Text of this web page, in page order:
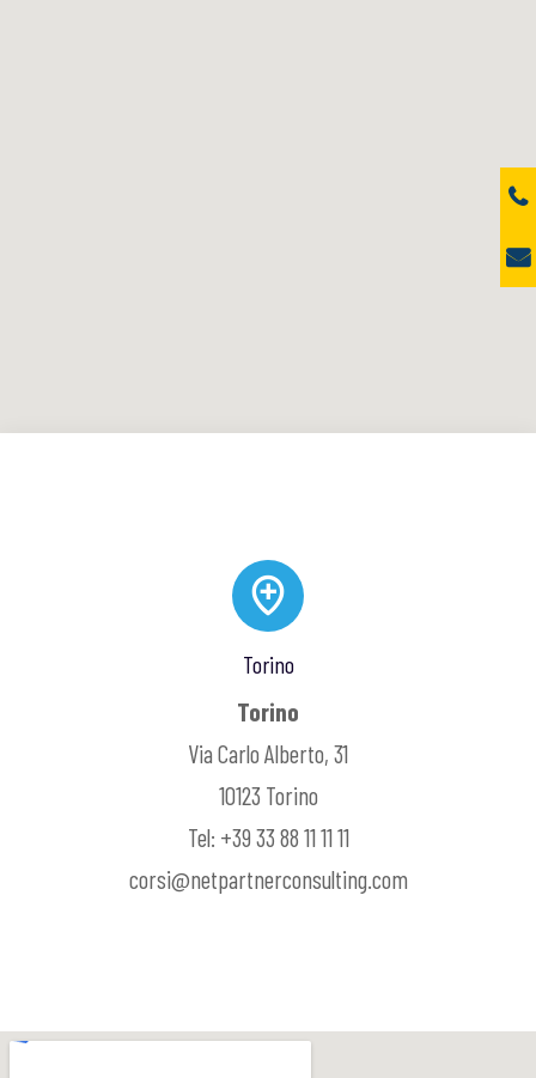
Torino
Torino
Via Carlo Alberto, 31
10123 Torino
Tel: +39 33 88 11 11 11
corsi@netpartnerconsulting.com